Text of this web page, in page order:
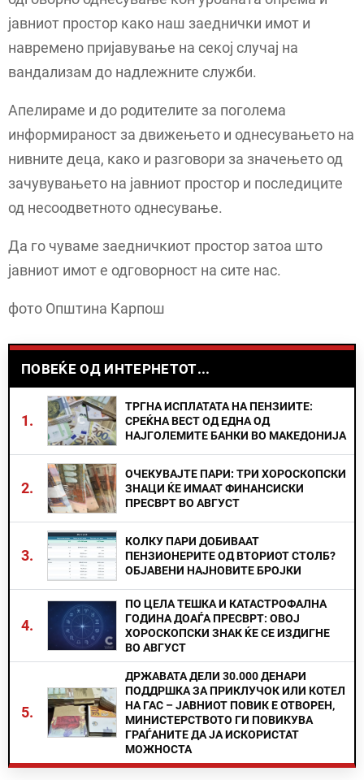
јавниот простор како наш заеднички имот и
навремено пријавување на секој случај на
вандализам до надлежните служби.
Апелираме и до родителите за поголема
информираност за движењето и однесувањето на
нивните деца, како и разговори за значењето од
зачувувањето на јавниот простор и последиците
од несоодветното однесување.
Да го чуваме заедничкиот простор затоа што
јавниот имот е одговорност на сите нас.
фото Општина Карпош
ПОВЕЌЕ ОД ИНТЕРНЕТОТ...
1.
ТРГНА ИСПЛАТАТА НА ПЕНЗИИТЕ:
СРЕЌНА ВЕСТ ОД ЕДНА ОД
НАЈГОЛЕМИТЕ БАНКИ ВО МАКЕДОНИЈА
2.
ОЧЕКУВАЈТЕ ПАРИ: ТРИ ХОРОСКОПСКИ
ЗНАЦИ ЌЕ ИМААТ ФИНАНСИСКИ
ПРЕСВРТ ВО АВГУСТ
3.
КОЛКУ ПАРИ ДОБИВААТ
ПЕНЗИОНЕРИТЕ ОД ВТОРИОТ СТОЛБ?
ОБЈАВЕНИ НАЈНОВИТЕ БРОЈКИ
4.
ПО ЦЕЛА ТЕШКА И КАТАСТРОФАЛНА
ГОДИНА ДОАЃА ПРЕСВРТ: ОВОЈ
ХОРОСКОПСКИ ЗНАК ЌЕ СЕ ИЗДИГНЕ
ВО АВГУСТ
5.
ДРЖАВАТА ДЕЛИ 30.000 ДЕНАРИ
ПОДДРШКА ЗА ПРИКЛУЧОК ИЛИ КОТЕЛ
НА ГАС – ЈАВНИОТ ПОВИК Е ОТВОРЕН,
МИНИСТЕРСТВОТО ГИ ПОВИКУВА
ГРАЃАНИТЕ ДА ЈА ИСКОРИСТАТ
МОЖНОСТА